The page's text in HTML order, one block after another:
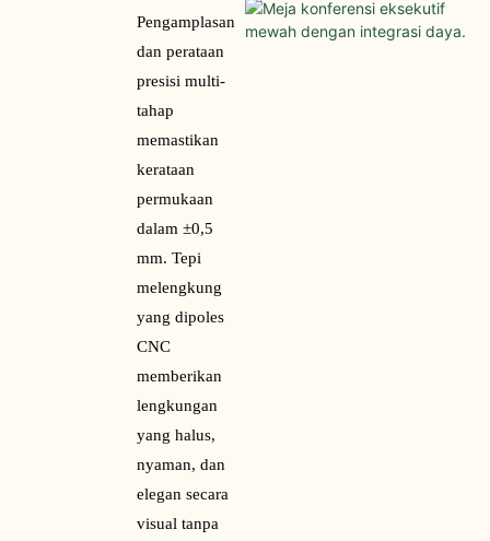
Pengamplasan
dan perataan
presisi multi-
tahap
memastikan
kerataan
permukaan
dalam ±0,5
mm. Tepi
melengkung
yang dipoles
CNC
memberikan
lengkungan
yang halus,
nyaman, dan
elegan secara
visual tanpa